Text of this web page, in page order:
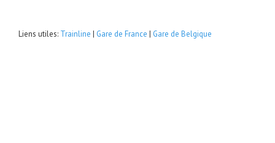
Liens utiles: Trainline | Gare de France | Gare de Belgique